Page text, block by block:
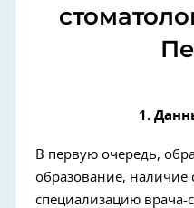
1.
В первую очередь,
образование, наличие
специализацию врача-